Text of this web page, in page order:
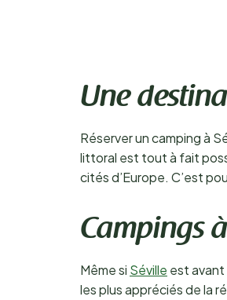
Une
Réserver un camping à
littoral est tout à fait
cités d’Europe. C’est
Campings
Même si Séville est avant
les plus appréciés de la